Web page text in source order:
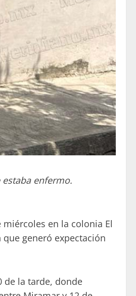
enfermo.
en la colonia El
generó expectación
de la tarde, donde